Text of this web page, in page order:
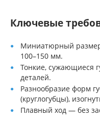
Ключевые
Миниатюрный
100–150 мм.
Тонкие, сужающиеся
деталей.
Разнообразие форм
(круглогубцы),
Плавный ход — без